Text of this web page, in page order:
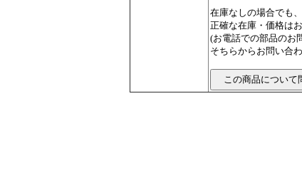
在庫なしの場合でも
正確な在庫・価格は
(お電話での部品のお
そちらからお問い合